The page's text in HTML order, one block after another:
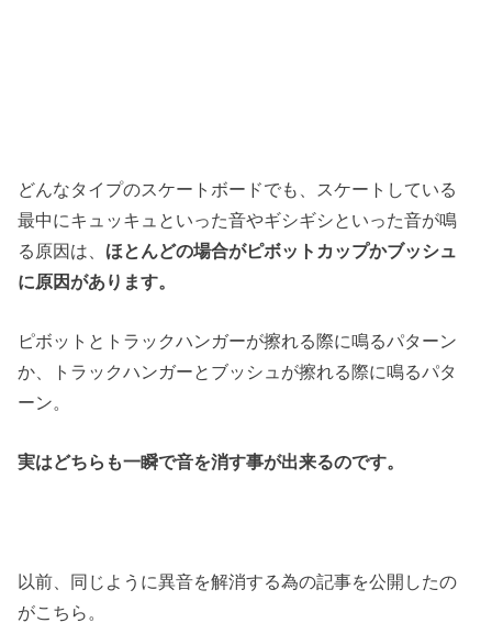
どんなタイプのスケートボードでも、スケートしている
最中にキュッキュといった音やギシギシといった音が鳴
る原因は、 ほとんどの場合がピボットカップかブッシュ
に原因があります。
ピボットとトラックハンガーが擦れる際に鳴るパターン
か、トラックハンガーとブッシュが擦れる際に鳴るパタ
ーン。
実はどちらも一瞬で音を消す事が出来るのです。
以前、同じように異音を解消する為の記事を公開したの
がこちら。